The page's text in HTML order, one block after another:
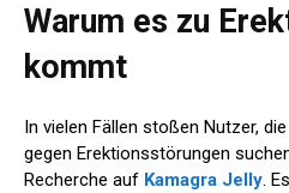
Warum es zu
kommt
In vielen Fällen stoßen Nutzer,
gegen Erektionsstörungen
Recherche auf Kamagra Jelly.